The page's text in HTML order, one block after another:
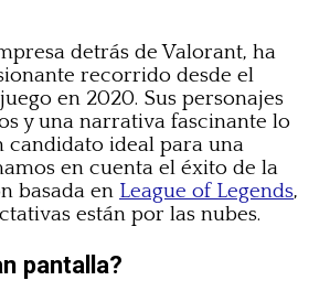
detrás de Valorant, ha
recorrido desde el
en 2020. Sus personajes
y una narrativa fascinante lo
candidato ideal para una
en cuenta el éxito de la
basada en League of Legends,
están por las nubes.
pantalla?